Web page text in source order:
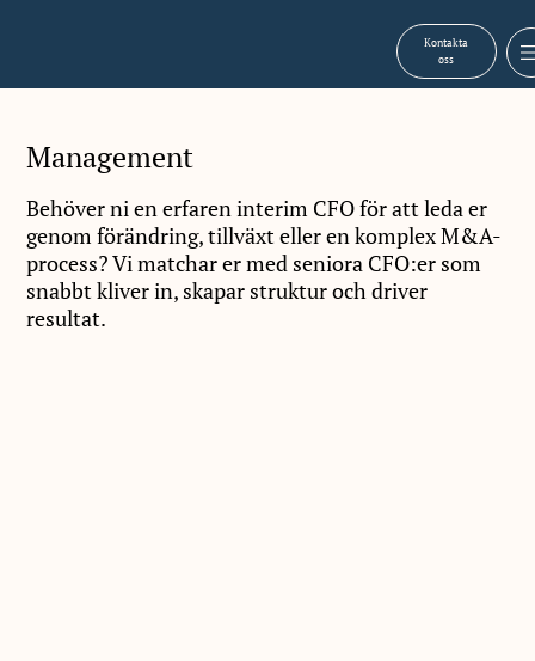
Kontakta
oss
Management
Behöver ni en erfaren interim CFO för att leda er
genom förändring, tillväxt eller en komplex M&A-
process? Vi matchar er med seniora CFO:er som
snabbt kliver in, skapar struktur och driver
resultat.